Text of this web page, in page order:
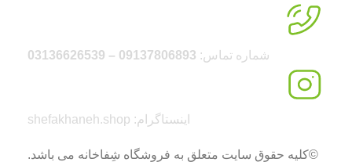
شماره تماس: 09137806893 – 03136626539
اینستاگرام: shefakhaneh.shop
©کلیه حقوق سایت متعلق به فروشگاه شِفاخانه می باشد.